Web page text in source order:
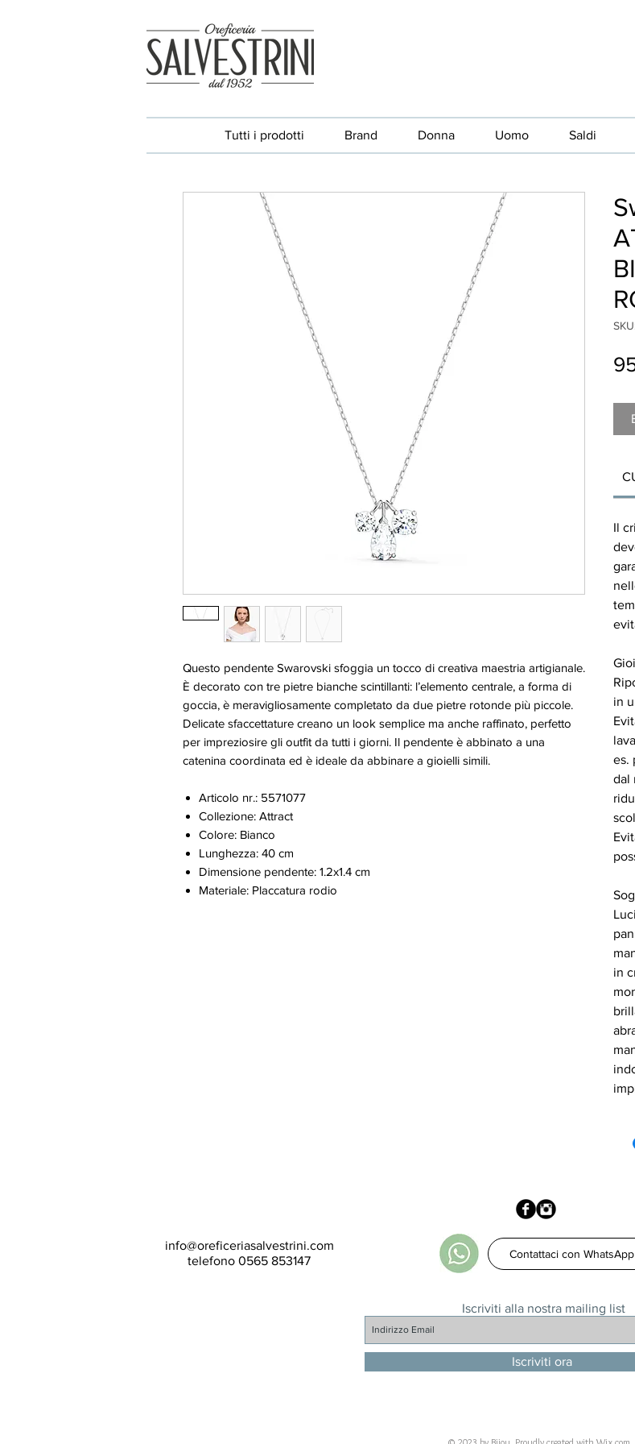
Tutti i prodotti Brand Donna Uomo Saldi
Questo pendente Swarovski sfoggia un tocco di creativa maestria artigianale.
È decorato con tre pietre bianche scintillanti: l’elemento centrale, a forma di
goccia, è meravigliosamente completato da due pietre rotonde più piccole.
Delicate sfaccettature creano un look semplice ma anche raffinato, perfetto
per impreziosire gli outfit da tutti i giorni. Il pendente è abbinato a una
catenina coordinata ed è ideale da abbinare a gioielli simili.
Articolo nr.: 5571077
Collezione: Attract
Colore: Bianco
Lunghezza: 40 cm
Dimensione pendente: 1.2x1.4 cm
Materiale: Placcatura rodio
Il
in
es.
dal
in
Iscriviti alla nostra mailing list
Iscriviti ora
Contattaci con WhatsApp
info@oreficeriasalvestrini.com
telefono 0565 853147